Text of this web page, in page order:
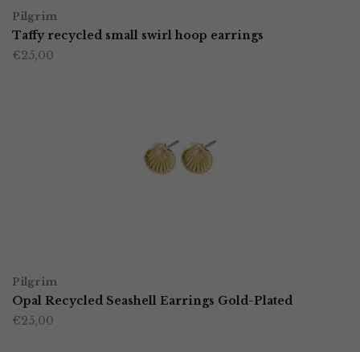
Pilgrim
Taffy recycled small swirl hoop earrings
€25,00
Pilgrim
Opal Recycled Seashell Earrings Gold-Plated
€25,00